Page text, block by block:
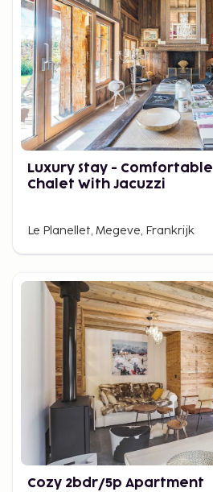
Luxury Stay - Comfortable
Chalet With Jacuzzi
Le Planellet, Megeve, Frankrijk
Cozy 2bdr/5p Apartment